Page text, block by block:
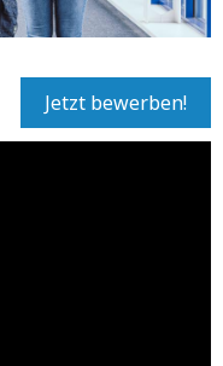
Jetzt bewerben!